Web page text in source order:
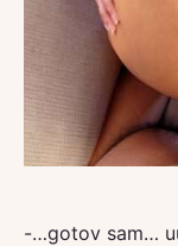
-…gotov sam…